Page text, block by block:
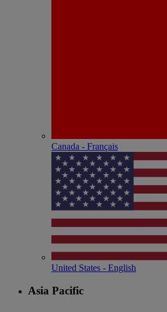
Canada - Français
United States - English
Asia Pacific